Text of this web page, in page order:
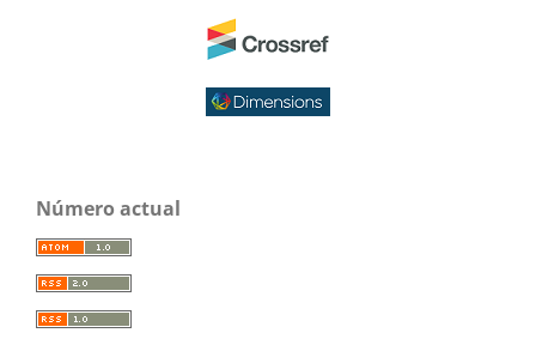
Número actual